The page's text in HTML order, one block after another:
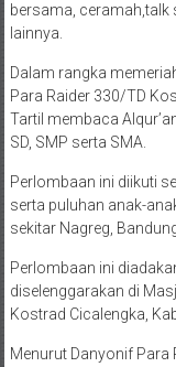
bersama, ceramah,talk
lainnya.
Dalam rangka
Para Raider 330/TD
Tartil membaca
SD, SMP serta SMA.
Perlombaan ini diikuti
serta puluhan anak-
sekitar Nagreg,
Perlombaan ini
diselenggarakan di
Kostrad Cicalengka,
Menurut Danyonif Para